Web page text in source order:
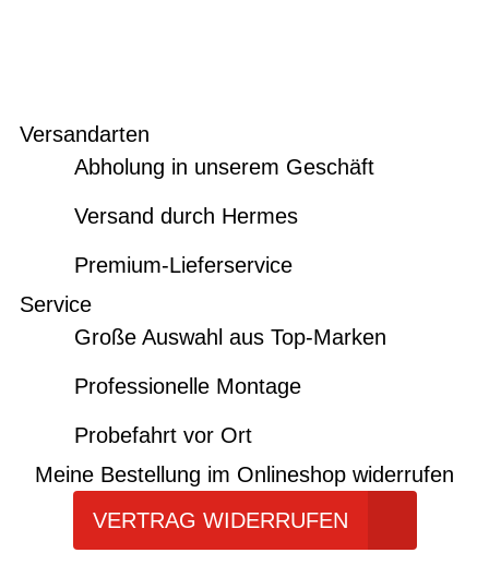
Versandarten
Abholung in unserem Geschäft
Versand durch Hermes
Premium-Lieferservice
Service
Große Auswahl aus Top-Marken
Professionelle Montage
Probefahrt vor Ort
Meine Bestellung im Onlineshop widerrufen
VERTRAG WIDERRUFEN